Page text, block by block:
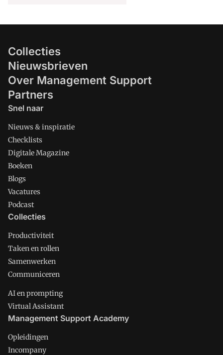
Collecties
Nieuwsbrieven
Over Management Support
Partners
Snel naar
Nieuws & inspiratie
Checklists
Digitale Magazine
Boeken
Blogs
Vacatures
Podcast
Collecties
Productiviteit
Taken en rollen
Samenwerken
Communiceren
AI en prompting
Virtual Assistant
Management Support Academy
Opleidingen
Incompany